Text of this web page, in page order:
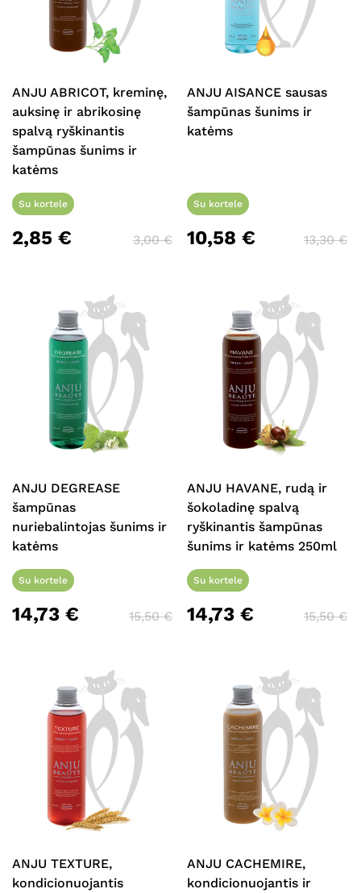
Krepšelyje nėra produktų.
ANJU ABRICOT, kreminę,
auksinę ir abrikosinę
spalvą ryškinantis
šampūnas šunims ir
katėms
Su kortele
2,85 € 3,00€
ANJU AISANCE sausas
šampūnas šunims ir
katėms
Su kortele
10,58€ 13,30€
ANJU DEGREASE
šampūnas
nuriebalintojas šunims ir
katėms
Su kortele
14,73 € 15,50€
ANJU HAVANE, rudą ir
šokoladinę spalvą
ryškinantis šampūnas
šunims ir katėms 250ml
Su kortele
14,73€ 15,50€
ANJU TEXTURE,
kondicionuojantis
ANJU CACHEMIRE,
kondicionuojantis ir